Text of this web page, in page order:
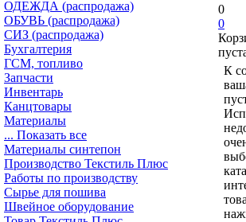
ОДЕЖДА (распродажа)
ОБУВЬ (распродажа)
СИЗ (распродажа)
Бухгалтерия
ГСМ, топливо
Запчасти
Инвентарь
Канцтовары
Материалы
... Показать все
Материалы синтепон
Производство Текстиль Плюс
Работы по производству
Сырье для пошива
Швейное оборудование
0
0
К